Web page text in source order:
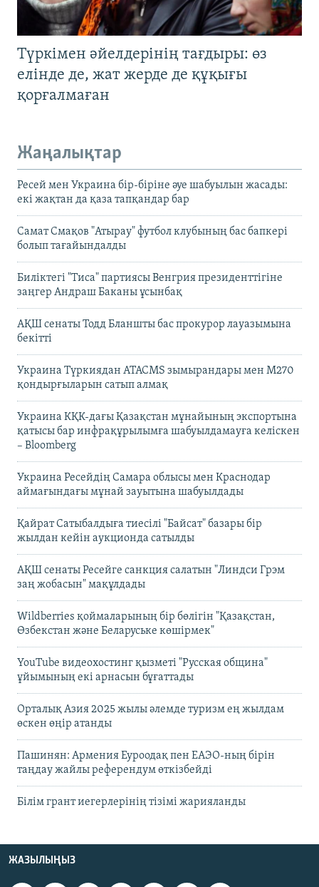
Түркімен әйелдерінің тағдыры: өз
елінде де, жат жерде де құқығы
қорғалмаған
Жаңалықтар
Ресей мен Украина бір-біріне әуе шабуылын жасады:
екі жақтан да қаза тапқандар бар
Самат Смақов "Атырау" футбол клубының бас бапкері
болып тағайындалды
Биліктегі "Тиса" партиясы Венгрия президенттігіне
заңгер Андраш Баканы ұсынбақ
АҚШ сенаты Тодд Бланшты бас прокурор лауазымына
бекітті
Украина Түркиядан ATACMS зымырандары мен M270
қондырғыларын сатып алмақ
Украина КҚК-дағы Қазақстан мұнайының экспортына
қатысы бар инфрақұрылымға шабуылдамауға келіскен
– Bloomberg
Украина Ресейдің Самара облысы мен Краснодар
аймағындағы мұнай зауытына шабуылдады
Қайрат Сатыбалдыға тиесілі "Байсат" базары бір
жылдан кейін аукционда сатылды
АҚШ сенаты Ресейге санкция салатын "Линдси Грэм
заң жобасын" мақұлдады
Wildberries қоймаларының бір бөлігін "Қазақстан,
Өзбекстан және Беларуське көшірмек"
YouTube видеохостинг қызметі "Русская община"
ұйымының екі арнасын бұғаттады
Орталық Азия 2025 жылы әлемде туризм ең жылдам
өскен өңір атанды
Пашинян: Армения Еуроодақ пен ЕАЭО-ның бірін
таңдау жайлы референдум өткізбейді
Білім грант иегерлерінің тізімі жарияланды
ЖАЗЫЛЫҢЫЗ